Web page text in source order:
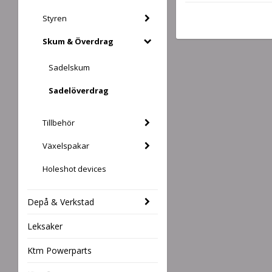
Styren
Skum & Överdrag
Sadelskum
Sadelöverdrag
Tillbehör
Växelspakar
Holeshot devices
Depå & Verkstad
Leksaker
Ktm Powerparts